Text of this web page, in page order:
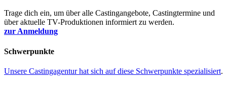
Trage dich ein, um über alle Castingangebote, Castingtermine und
über aktuelle TV-Produktionen informiert zu werden.
zur Anmeldung
Schwerpunkte
Unsere Castingagentur hat sich auf diese Schwerpunkte spezialisiert.